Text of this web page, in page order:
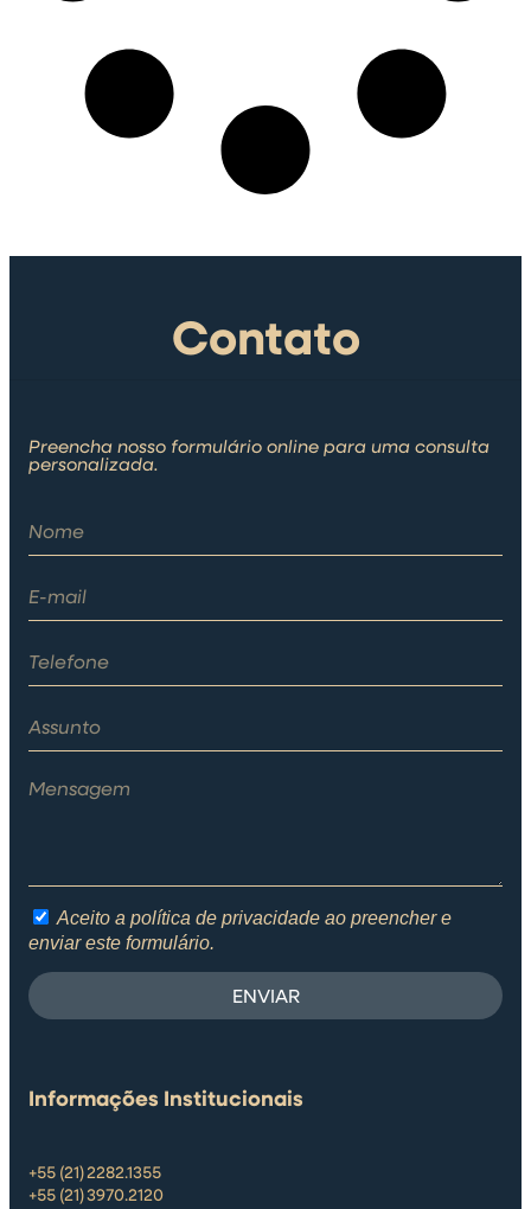
Contato
Preencha nosso formulário online para uma consulta
personalizada.
Aceito a política de privacidade ao preencher e
enviar este formulário.
ENVIAR
Informações Institucionais
+55 (21) 2282.1355
+55 (21) 3970.2120